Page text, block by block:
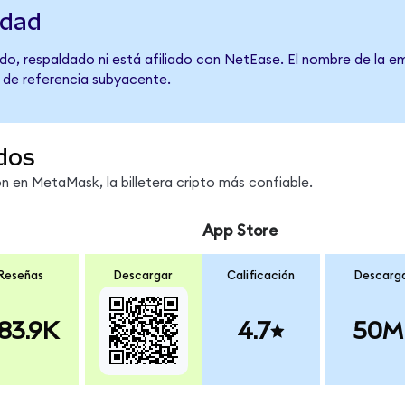
respaldado ni está afiliado con NetEase. El nombre de la
referencia subyacente.
en MetaMask, la billetera cripto más confiable.
Descargar
App Store
Calificación
4.7